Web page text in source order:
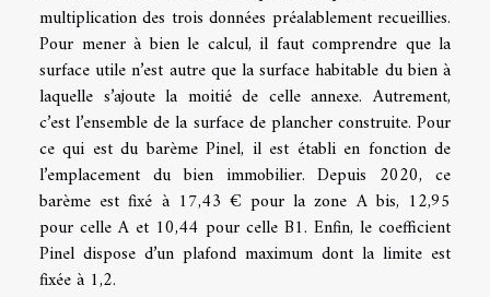
multiplication des trois données préalablement recueillies.
Pour mener à bien le calcul, il faut comprendre que la
surface utile n’est autre que la surface habitable du bien à
laquelle s’ajoute la moitié de celle annexe. Autrement,
c’est l’ensemble de la surface de plancher construite. Pour
ce qui est du barème Pinel, il est établi en fonction de
l’emplacement du bien immobilier. Depuis 2020, ce
barème est fixé à 17,43 € pour la zone A bis, 12,95
pour celle A et 10,44 pour celle B1. Enfin, le coefficient
Pinel dispose d’un plafond maximum dont la limite est
fixée à 1,2.